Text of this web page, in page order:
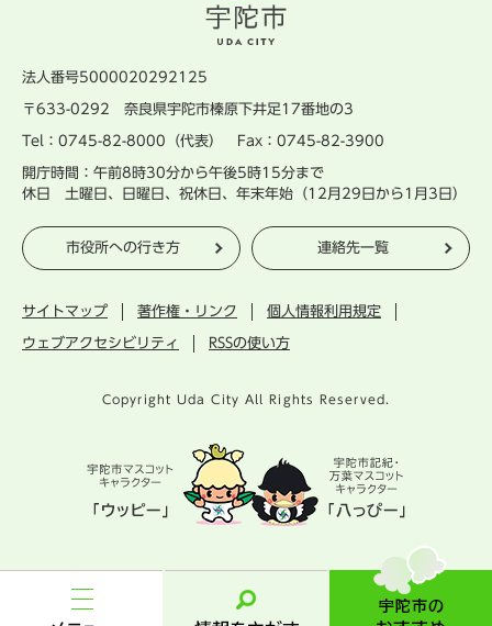
陀
市
法人番号5000020292125
〒633-0292 奈良県宇陀市榛原下井足17番地の3
Tel：0745-82-8000（代表） Fax：0745-82-3900
開庁時間：午前8時30分から午後5時15分まで
休日 土曜日、日曜日、祝休日、年末年始（12月29日から1月3日）
市役所への行き方 連絡先一覧
サイトマップ 著作権・リンク 個人情報利用規定
ウェブアクセシビリティ RSSの使い方
Copyright Uda City All Rights Reserved.